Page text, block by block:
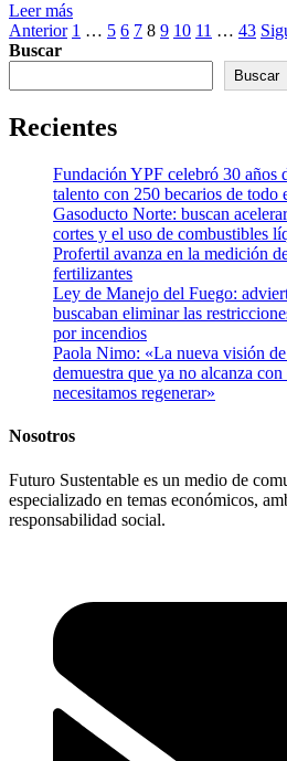
Leer más
Paginación
de
entradas
Anterior 1 … 5 6 7 8 9 10 11 … 43
Buscar
Buscar
Recientes
Fundación YPF celebró 30 años
talento con 250 becarios de todo
Gasoducto Norte: buscan
cortes y el uso de combustibles
Profertil avanza en la medición
fertilizantes
Ley de Manejo del Fuego:
buscaban eliminar las
por incendios
Paola Nimo: «La nueva visión
demuestra que ya no alcanza
necesitamos regenerar»
Nosotros
Futuro Sustentable es un medio de
especializado en temas económicos,
responsabilidad social.